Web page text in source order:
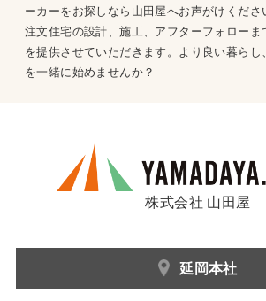
ーカーをお探しなら山田屋へお声がけくださ
注文住宅の設計、施工、アフターフォローま
を提供させていただきます。より良い暮らし
を一緒に始めませんか？
株式会社 山田屋
延岡本社